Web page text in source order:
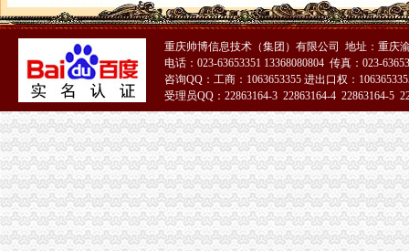
《海关进出口货物收发货人报关注册登记证书》有效期有多久？-通关
海关登记证书到期-会计之家-PoweredbyDiscuz!
报关登记证过期海关加急服务_报关报检_中国贸易金融网
变更人后海关报关注册登记证书要办理变更需要哪些资料？-阿里巴
企业的《中华共和国海关进出口货物收发货人报关注册登记证书》
中华共和国海关进出口货人报关注册登记证书逾期年检失效后该怎
海关报关登记证书
进出口收发货人报关注册登记证书…-海关百问
报关单位尽快换领新版注册登记证书_网易新闻
《中华共和国海关报关单位注册登记证书》变更材料
《中华共和国海关报关单位注册登记证书》备案材料
海关进出口货物收发货人报关注册登记证书
关于《海关报关单位注册登记证书》的几个问题.-报关报检-福步外
重庆帅博信息技术（集团）有限公司 地址：重庆
电话：023-63653351 13368080804 传真：023-
咨询QQ：工商：1063653355 进出口权：
受理员QQ：22863164-3 22863164-4 22863164-5